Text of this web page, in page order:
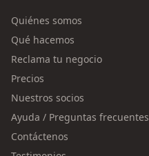
Quiénes somos
Qué hacemos
Reclama tu negocio
Precios
Nuestros socios
Ayuda / Preguntas frecuentes
Contáctenos